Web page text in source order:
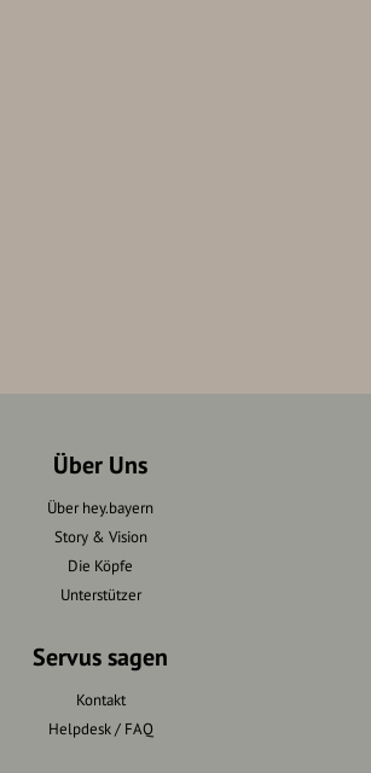
Über Uns
Über hey.bayern
Story & Vision
Die Köpfe
Unterstützer
Servus sagen
Kontakt
Helpdesk / FAQ